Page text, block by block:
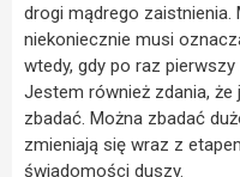
drogi mądrego
niekoniecznie musi
wtedy, gdy po raz pierwszy
Jestem również zdania,
zbadać. Można zbadać
zmieniają się wraz z
świadomości duszy.